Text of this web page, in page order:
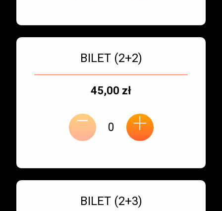
Bilet numer 3
Typ
biletu:
BILET (2+2)
Typ
Cena
45,00 zł
- +
Bilet numer 4
Typ
BILET (2+3)